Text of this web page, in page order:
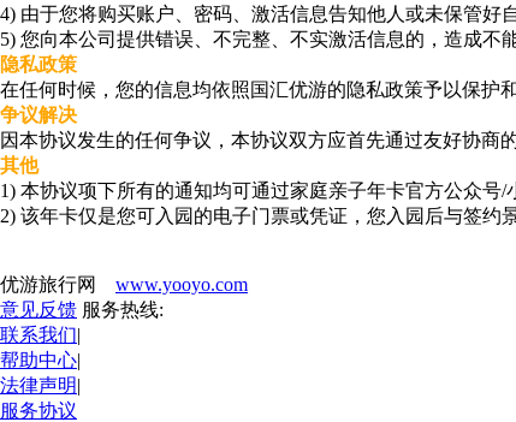
4) 由于您将购买账户、密码、激活信息告知他人或未保管好
5) 您向本公司提供错误、不完整、不实激活信息的，造成不
隐私政策
在任何时候，您的信息均依照国汇优游的隐私政策予以保护和
争议解决
因本协议发生的任何争议，本协议双方应首先通过友好协商
其他
1) 本协议项下所有的通知均可通过家庭亲子年卡官方公众号
2) 该年卡仅是您可入园的电子门票或凭证，您入园后与签约
优游旅行网 www.yooyo.com
意见反馈 服务热线:
联系我们|
帮助中心|
法律声明|
服务协议